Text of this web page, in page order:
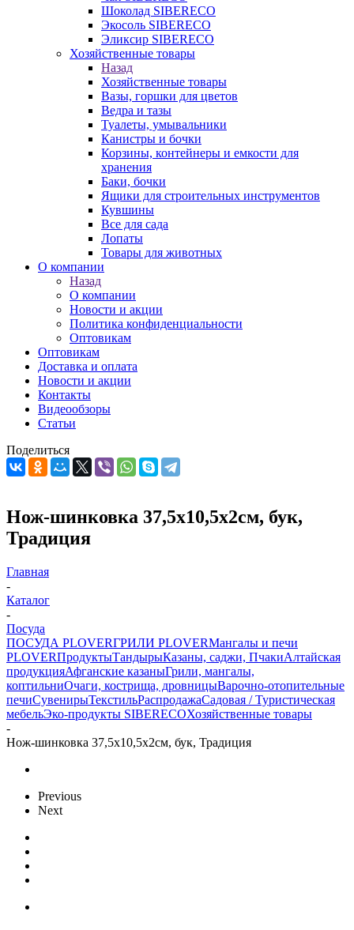
Шоколад SIBERECO
Экосоль SIBERECO
Эликсир SIBERECO
Хозяйственные товары
Назад
Хозяйственные товары
Вазы, горшки для цветов
Ведра и тазы
Туалеты, умывальники
Канистры и бочки
Корзины, контейнеры и емкости для
хранения
Баки, бочки
Ящики для строительных инструментов
Кувшины
Все для сада
Лопаты
Товары для животных
О компании
Назад
О компании
Новости и акции
Политика конфиденциальности
Оптовикам
Оптовикам
Доставка и оплата
Новости и акции
Контакты
Видеообзоры
Статьи
Поделиться
Нож-шинковка 37,5x10,5x2cм, бук,
Традиция
Главная
-
Каталог
-
Посуда
ПОСУДА PLOVERГРИЛИ PLOVERМангалы и печи
PLOVERПродуктыТандырыКазаны, саджи, ПчакиАлтайская
продукцияАфганские казаныГрили, мангалы,
коптильниОчаги, кострища, дровницыВарочно-отопительные
печиСувенирыТекстильРаспродажаСадовая / Туристическая
мебельЭко-продукты SIBERECOХозяйственные товары
-
Нож-шинковка 37,5x10,5x2cм, бук, Традиция
Previous
Next